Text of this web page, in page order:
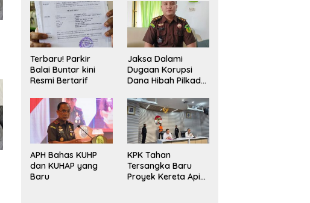
Terbaru! Parkir
Balai Buntar kini
Resmi Bertarif
Jaksa Dalami
Dugaan Korupsi
Dana Hibah Pilkada
Kaur
APH Bahas KUHP
dan KUHAP yang
Baru
KPK Tahan
Tersangka Baru
Proyek Kereta Api